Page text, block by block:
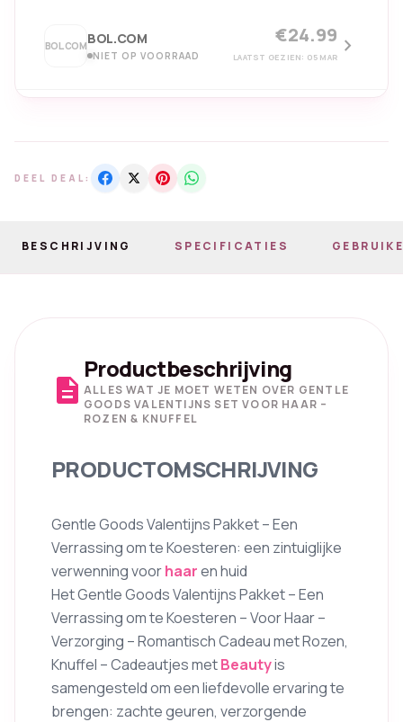
BOL.COMBOL.COM
NIET OP VOORRAAD
€24.99
LAATST GEZIEN: 05 MAR chevron_right
DEEL DEAL:
BESCHRIJVING SPECIFICATIES
description
Productbeschrijving
ALLES WAT JE MOET WETEN OVER GENTLE
GOODS VALENTIJNS SET VOOR HAAR –
ROZEN & KNUFFEL
PRODUCTOMSCHRIJVING
Gentle Goods Valentijns Pakket – Een
Verrassing om te Koesteren: een zintuiglijke
verwenning voorhaaren huid
Het Gentle Goods Valentijns Pakket – Een
Verrassing om te Koesteren – Voor Haar –
Verzorging – Romantisch Cadeau met Rozen,
Knuffel – Cadeautjes metBeautyis
samengesteld om een liefdevolle ervaring te
brengen: zachte geuren, verzorgende